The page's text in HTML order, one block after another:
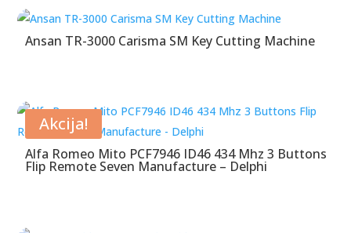
Ansan TR-3000 Carisma SM Key Cutting Machine
Akcija!
Alfa Romeo Mito PCF7946 ID46 434 Mhz 3 Buttons
Flip Remote Seven Manufacture – Delphi